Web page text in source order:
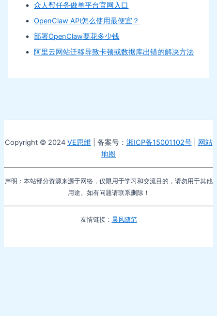
众人帮任务做单平台官网入口
OpenClaw API怎么使用最便宜？
部署OpenClaw要花多少钱
阿里云网站迁移导致卡顿或数据库出错的解决方法
Copyright © 2024 VE思维 | 备案号： 湘ICP备15001102号| 网站
地图
声明：本站部分资源来源于网络，仅限用于学习和交流目的，请勿用于其他
用途。如有问题请联系删除！
友情链接： 晨风随笔